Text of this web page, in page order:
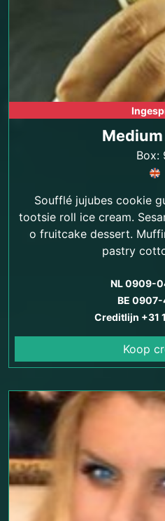
Box:
Soufflé jujubes cookie
tootsie roll ice cream.
o fruitcake dessert.
pastry
NL 0909-
BE
Creditlijn +31
Koop